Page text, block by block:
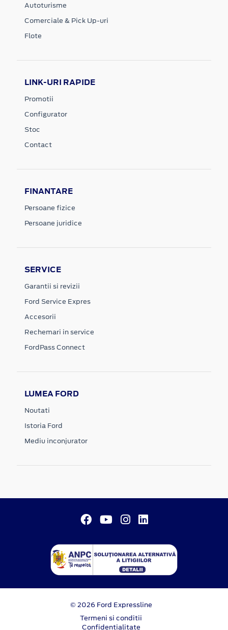
Autoturisme
Comerciale & Pick Up-uri
Flote
LINK-URI RAPIDE
Promotii
Configurator
Stoc
Contact
FINANTARE
Persoane fizice
Persoane juridice
SERVICE
Garantii si revizii
Ford Service Expres
Accesorii
Rechemari in service
FordPass Connect
LUMEA FORD
Noutati
Istoria Ford
Mediu inconjurator
© 2026 Ford Expressline
Termeni si conditii
Confidentialitate